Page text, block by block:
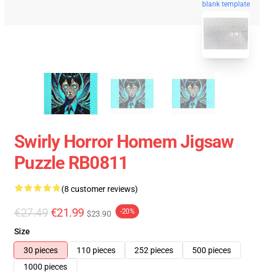
blank template
Swirly Horror Homem Jigsaw
Puzzle RB0811
(8 customer reviews)
€27.49 €21.99 $23.90 -20%
Size
30 pieces
110 pieces 252 pieces
500 pieces
1000 pieces